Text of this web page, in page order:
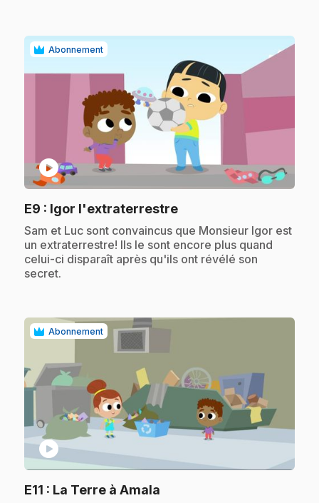
Abonnement
play_circle
E9 : Igor l'extraterrestre.
.Sam et Luc sont convaincus que Monsieur Igor est
un extraterrestre! Ils le sont encore plus quand
celui-ci disparaît après qu'ils ont révélé son
secret.
Abonnement
play_circle
E11 : La Terre à Amala